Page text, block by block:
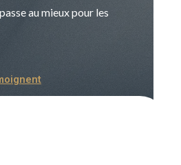
au mieux pour les